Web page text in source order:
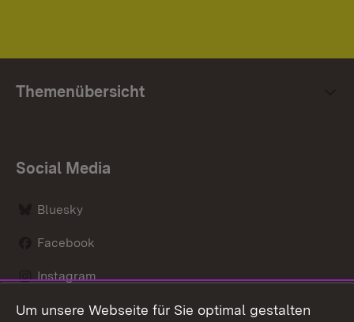
Themenübersicht
Social Media
Bluesky
Facebook
Instagram
LinkedIn
Um unsere Webseite für Sie optimal gestalten